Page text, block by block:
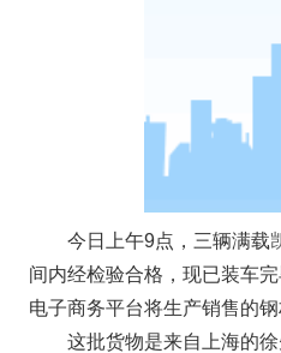
今日上午9点，三辆满载
间内经检验合格，现已装车
电子商务平台将生产销售的
这批货物是来自上海的